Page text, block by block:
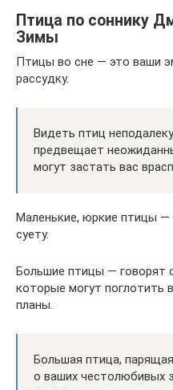
Птица по соннику
Зимы
Птицы во сне — это ваши
рассудку.
Видеть птиц
предвещает
могут застать вас
Маленькие, юркие птицы
суету.
Большие птицы — говорят
которые могут поглотить
планы.
Большая птица,
о ваших честолюбивых